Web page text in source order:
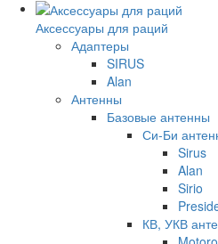
Аксессуары для раций
Адаптеры
SIRUS
Alan
Антенны
Базовые антенны
Си-Би
Sirus
Alan
Sirio
КВ, УКВ